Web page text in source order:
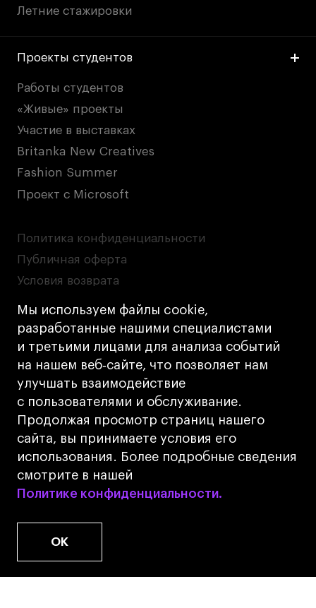
Мы используем файлы cookie,
разработанные нашими специалистами
и третьими лицами для анализа событий
на нашем веб‑сайте, что позволяет нам
улучшать взаимодействие
с пользователями и обслуживание.
Продолжая просмотр страниц нашего
сайта, вы принимаете условия его
использования. Более подробные сведения
смотрите в нашей
Политике конфиденциальности.
Политике конфиденциальности.
OK
Летние стажировки
Проекты студентов
Работы студентов
«Живые» проекты
Участие в выставках
Britanka New Creatives
Fashion Summer
Проект с Microsoft
© 2026 БВШД
Политика конфиденциальности
Публичная оферта
Условия возврата
Кредит на образование с господдержкой
Лицензия на осуществление образовательной
деятельности АНО ВО «Универсальный
Университет»
Карта сайта
Дизайн
Разработка